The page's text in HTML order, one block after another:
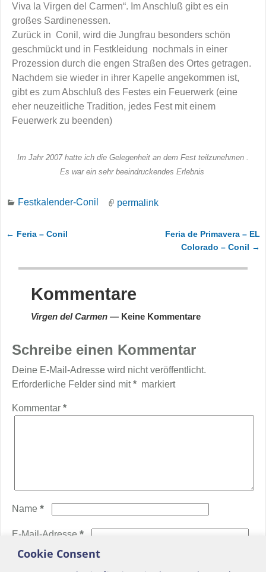
Cookie Consent
Viva la Virgen del Carmen“. Im Anschluß gibt es ein
großes Sardinenessen.
Zurück in Conil, wird die Jungfrau besonders schön
geschmückt und in Festkleidung nochmals in einer
Prozession durch die engen Straßen des Ortes getragen.
Nachdem sie wieder in ihrer Kapelle angekommen ist,
gibt es zum Abschluß des Festes ein Feuerwerk (eine
eher neuzeitliche Tradition, jedes Fest mit einem
Feuerwerk zu beenden)
Im Jahr 2007 hatte ich die Gelegenheit an dem Fest teilzunehmen .
Es war ein sehr beeindruckendes Erlebnis
Festkalender-Conil permalink
← Feria – Conil
Feria de Primavera – EL
Colorado – Conil →
Kommentare
Virgen del Carmen— Keine Kommentare
Schreibe einen Kommentar
Deine E-Mail-Adresse wird nicht veröffentlicht.
Erforderliche Felder sind mit* markiert
Kommentar *
Name *
E-Mail-Adresse *
Website